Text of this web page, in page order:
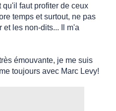
faut profiter de ceux
temps et surtout, ne pas
et les non-dits... Il m'a
émouvante, je me suis
toujours avec Marc Levy!